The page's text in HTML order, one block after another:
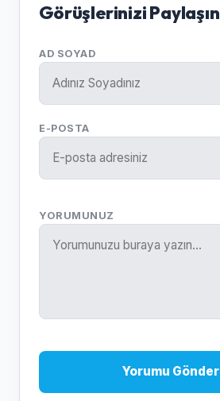
Görüşlerinizi Paylaşın
AD SOYAD
E-POSTA
YORUMUNUZ
Yorumu Gönder